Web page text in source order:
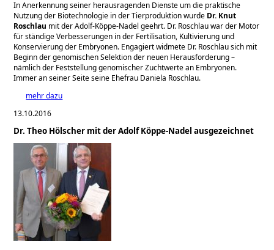
In Anerkennung seiner herausragenden Dienste um die praktische
Nutzung der Biotechnologie in der Tierproduktion wurde Dr. Knut
Roschlau mit der Adolf-Köppe-Nadel geehrt. Dr. Roschlau war der Motor
für ständige Verbesserungen in der Fertilisation, Kultivierung und
Konservierung der Embryonen. Engagiert widmete Dr. Roschlau sich mit
Beginn der genomischen Selektion der neuen Herausforderung –
nämlich der Feststellung genomischer Zuchtwerte an Embryonen.
Immer an seiner Seite seine Ehefrau Daniela Roschlau.
mehr dazu
13.10.2016
Dr. Theo Hölscher mit der Adolf Köppe-Nadel ausgezeichnet